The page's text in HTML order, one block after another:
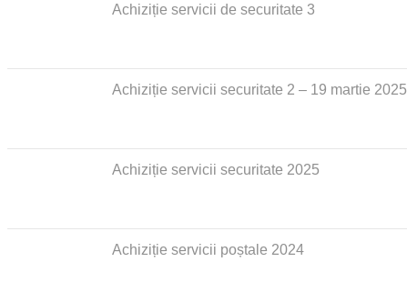
Achiziție servicii de securitate 3
Achiziție servicii securitate 2 – 19 martie 2025
Achiziție servicii securitate 2025
Achiziție servicii poștale 2024